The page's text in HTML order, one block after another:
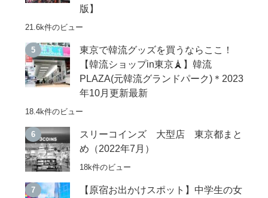
版】
21.6k件のビュー
東京で韓流グッズを買うならここ！
【韓流ショップin東京🗼】韓流
PLAZA(元韓流グランドパーク)＊2023
年10月更新最新
18.4k件のビュー
スリーコインズ 大型店 東京都まと
め（2022年7月）
18k件のビュー
【原宿お出かけスポット】中学生の女